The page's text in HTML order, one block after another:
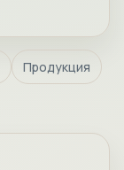
Продукция